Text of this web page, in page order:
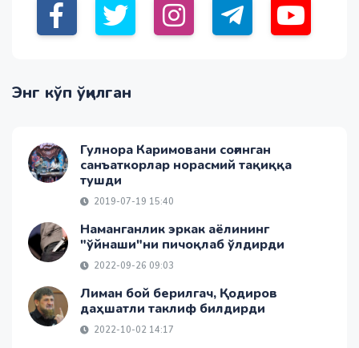
Энг кўп ўқилган
Гулнора Каримовани соғинган
санъаткорлар норасмий тақиққа
тушди
2019-07-19 15:40
Наманганлик эркак аёлининг
"ўйнаши"ни пичоқлаб ўлдирди
2022-09-26 09:03
Лиман бой берилгач, Қодиров
даҳшатли таклиф билдирди
2022-10-02 14:17